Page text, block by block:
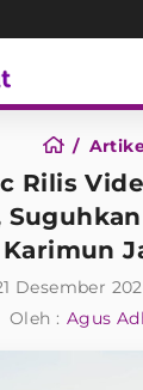
Rilis
Karimun
Desember
Oleh : Agus